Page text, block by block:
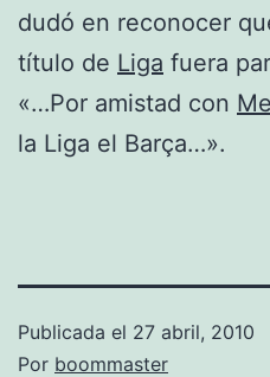
dudó en reconocer
título de Liga fuera
«…Por amistad con
la Liga el Barça…».
Publicada el 27 abril, 2010
Por boommaster